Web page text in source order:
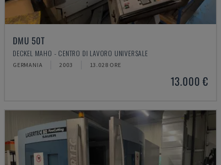
DMU 50T
DECKEL MAHO - CENTRO DI LAVORO UNIVERSALE
GERMANIA 2003 13.028 ORE
13.000 €